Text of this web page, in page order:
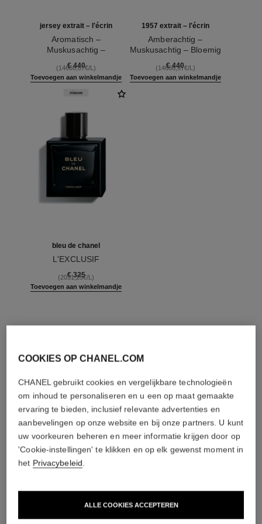
jersey extrait – l'écrin
Aromatisch –
Muskusachtig –
€ 440
(14666,67€/L)
Toevoegen aan winkelmandje
1957 extrait – l'écrin
Amberachtig –
Muskusachtig – Bloemig
€ 440
(14666,67€/L)
Toevoegen aan winkelmandje
bleu de chanel
L'EXCLUSIF
nieuw
€ 325
(2031,25€/L)
Toevoegen aan winkelmandje
COOKIES OP CHANEL.COM
CHANEL gebruikt cookies en vergelijkbare technologieën
om inhoud te personaliseren en u een op maat gemaakte
ervaring te bieden, inclusief relevante advertenties en
aanbevelingen op onze website en bij onze partners. U kunt
uw voorkeuren beheren en meer informatie krijgen door op
'Cookie-instellingen' te klikken en op elk gewenst moment in
het Privacybeleid.
ALLE COOKIES ACCEPTEREN